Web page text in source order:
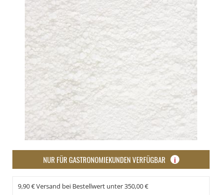
NUR FÜR GASTRONOMIEKUNDEN VERFÜGBAR i
9,90 € Versand bei Bestellwert unter 350,00 €